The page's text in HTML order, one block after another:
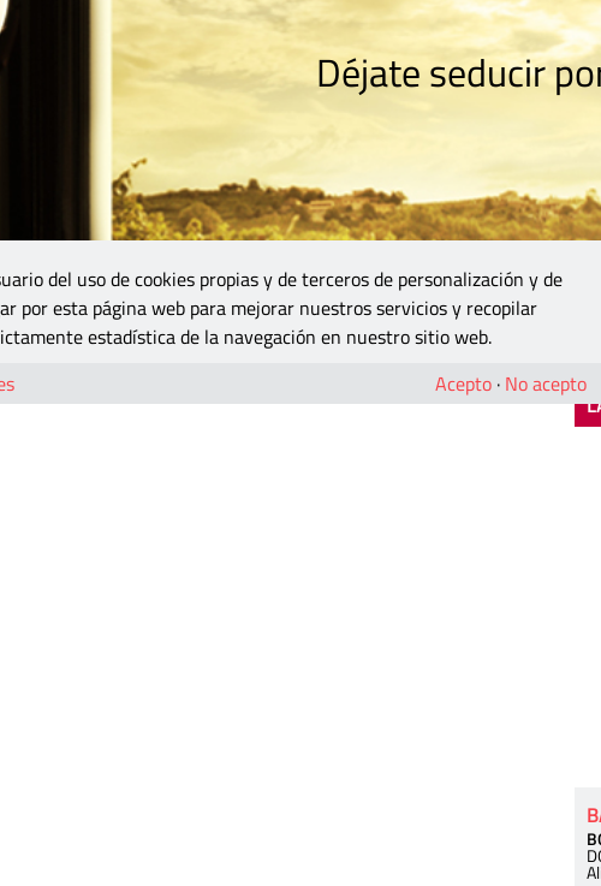
Déjate seducir
del uso de cookies propias y de terceros de personalización y de
por esta página web para mejorar nuestros servicios y recopilar
estadística de la navegación en nuestro sitio web.
Acepto · No acepto